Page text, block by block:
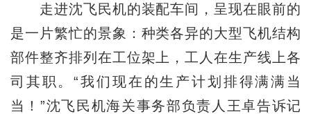
走进沈飞民机的装配车间，呈现在眼前的
是一片繁忙的景象：种类各异的大型飞机结构
部件整齐排列在工位架上，工人在生产线上各
司其职。“我们现在的生产计划排得满满当
当！”沈飞民机海关事务部负责人王卓告诉记